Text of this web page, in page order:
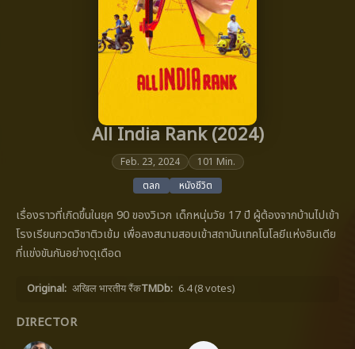
All India Rank (2024)
Feb. 23, 2024
101 Min.
ตลก
หนังชีวิต
เรื่องราวที่เกิดขึ้นในยุค 90 ของวิเวก เด็กหนุ่มวัย 17 ปี ผู้ต้องจากบ้านไปเข้า
โรงเรียนกวดวิชาติวเข้ม เพื่อลงสนามสอบเข้าสถาบันเทคโนโลยีแห่งอินเดีย
ที่แข่งขันกันอย่างดุเดือด
Original: अखिल भारतीय रैंकTMDb: 6.4(8 votes)
DIRECTOR